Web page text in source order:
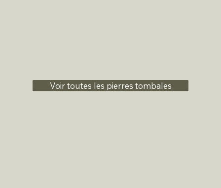
Voir toutes les pierres tombales